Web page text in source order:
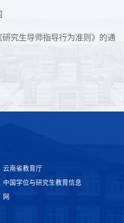
究生导师指导行为准则》的通
云南省教育厅
中国学位与研究生教育信息
网